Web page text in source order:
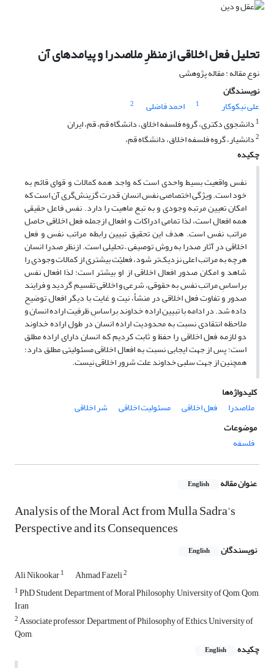
تحلیل فعل اخلاقی ازمنظرِ ملاصدرا و پیامدهای آن
نوع مقاله : مقاله پژوهشی
نویسندگان
علی نیکوکار
1 احمد فاضلی
2
1 دانشجوی دکتری، گروه فلسفه اخلاق، دانشگاه قم، قم، ایران
2دانشیار، گروه فلسفه اخلاق، دانشگاه قم،
چکیده
نفس واقعیت بسیط واحدی است که واجد همه کمالات و قوای قائم به
خود است. ویژگی اختصاصی نفس انسان قدرت گزینش‌گری آن است که
امکان تعیین مرتبه وجودی و به تبع ماهیت را دارد. نفس فاعل حقیقی
همه افعال است، لذا تمامی ادراکات و افعال از‌جمله فعل اخلاقی حاصل
مراتب نفس است. هدف این تحقیق تبیین رابطه مراتب نفس و فعل
اخلاقی در آثار صدرا به روش توصیفی–تحلیلی است. ازنظر صدرا انسان
هرچه به مراتب اعلی نزدیک‌تر شود، فعلیّت بیشتری از کمالات وجودی را
شاهد و امکان صدور افعال اخلاقی از او بیشتر است؛ لذا افعال نفس
براساسِ مراتب نفس به حقوقی، شرعی و اخلاقی تقسیم گردید و فرایند
صدور و تفاوت فعل اخلاقی در منشأ، نیت و غایت با دیگر افعال توضیح
داده شد. در ادامه با تبیین اراده خداوند براساسِ ظرفیت اراده انسان و
ملاحظه انتقادی نسبت به محدودیت اراده انسان در طول اراده خداوند
دو لازمه فعل اخلاقی را حفظ و ثابت کردیم که انسان دارای اراده مطلق
است؛ پس از جهت ایجابی نسبت به افعال اخلاقی مسئولیتی مطلق دارد؛
همچنین از جهت سلبی خداوند علت شرور اخلاقی نیست.
کلیدواژه‌ها
ملاصدرا
فعل اخلاقی مسئولیت اخلاقی
شر اخلاقی
موضوعات
فلسفه
عنوان مقاله English
Analysis of the Moral Act from Mulla Sadra's
Perspective and its Consequences
نویسندگان English
Ali Nikookar1 Ahmad Fazeli2
1PhD Student, Department of Moral Philosophy, University of Qom, Qom,
Iran
2Associate professor, Department of Philosophy of Ethics, University of
Qom,
چکیده
English